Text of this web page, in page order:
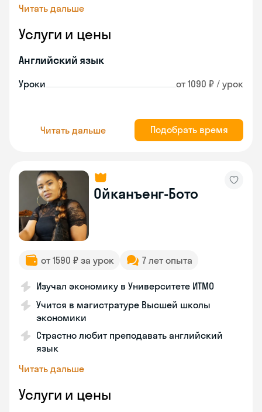
Читать дальше
Услуги и цены
Английский язык
Уроки от 1090 ₽ / урок
Читать дальше Подобрать время
Ойканъенг-Бото
от 1590 ₽ за урок 7 лет опыта
Изучал экономику в Университете ИТМО
Учится в магистратуре Высшей школы
экономики
Страстно любит преподавать английский
язык
Читать дальше
Услуги и цены